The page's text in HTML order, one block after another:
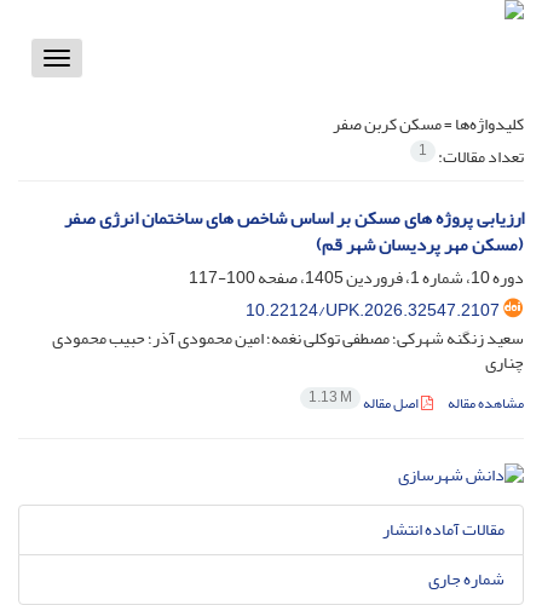
Toggle
کلیدواژه‌ها =مسکن کربن صفر
تعداد مقالات: 1
ارزیابی پروژه های مسکن بر اساس شاخص های ساختمان انرژی صفر
(مسکن مهر پردیسان شهر قم)
دوره 10، شماره 1، فروردین 1405، صفحه
100-117
10.22124/UPK.2026.32547.2107
سعید زنگنه شهرکی؛ مصطفی توکلی نغمه؛ امین محمودی آذر؛ حبیب محمودی
چناری
مشاهده مقاله اصل مقاله 1.13 M
مقالات آماده انتشار
شماره جاری